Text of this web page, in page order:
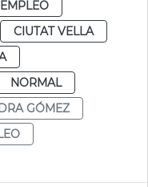
EMPLEO
CIUTAT VELLA
NORMAL
GÓMEZ